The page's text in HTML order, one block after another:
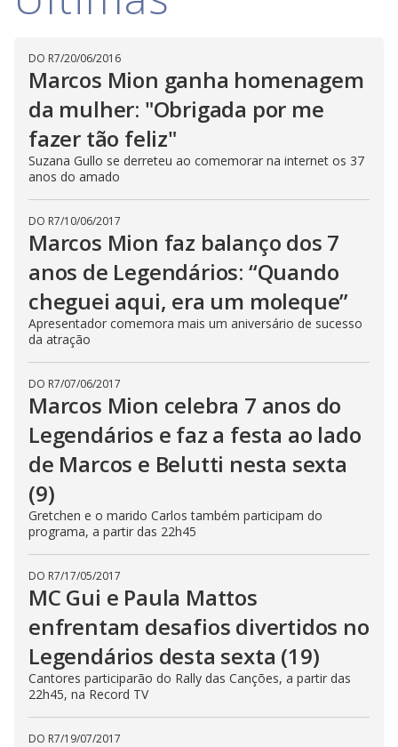
d
e
o
DO R7/20/06/2016
Marcos Mion ganha homenagem
da mulher: "Obrigada por me
fazer tão feliz"
Suzana Gullo se derreteu ao comemorar na internet os 37
anos do amado
DO R7/10/06/2017
Marcos Mion faz balanço dos 7
anos de Legendários: “Quando
cheguei aqui, era um moleque”
Apresentador comemora mais um aniversário de sucesso
da atração
DO R7/07/06/2017
Marcos Mion celebra 7 anos do
Legendários e faz a festa ao lado
de Marcos e Belutti nesta sexta
(9)
Gretchen e o marido Carlos também participam do
programa, a partir das 22h45
DO R7/17/05/2017
MC Gui e Paula Mattos
enfrentam desafios divertidos no
Legendários desta sexta (19)
Cantores participarão do Rally das Canções, a partir das
22h45, na Record TV
DO R7/19/07/2017